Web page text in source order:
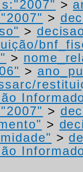
>
>
>
>
>
>
>
>